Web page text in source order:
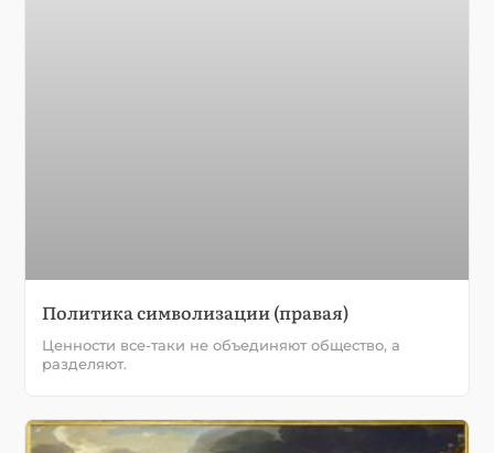
Политика символизации (правая)
Ценности все-таки не объединяют общество, а
разделяют.